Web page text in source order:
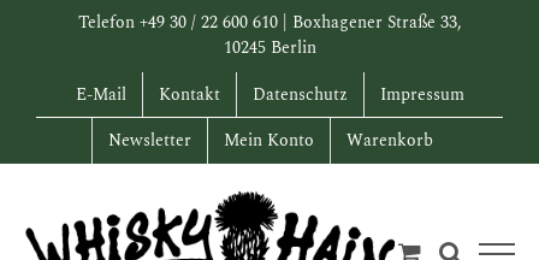
Telefon +49 30 / 22 600 610 | Boxhagener Straße 33,
10245 Berlin
E-Mail
Kontakt Datenschutz
Impressum
Newsletter
Mein Konto Warenkorb